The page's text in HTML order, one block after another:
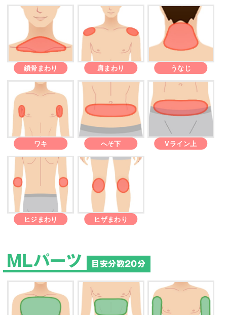
鎖骨まわり 肩まわり うなじ
ワキ へそ下 Vライン上
ヒジまわり ヒザまわり
MLパーツ 目安分数20分